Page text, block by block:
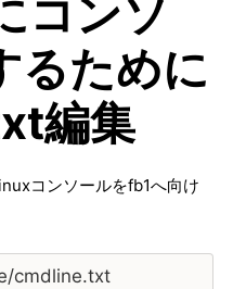
コンソ
るために
編集
コンソールをfb1へ向け
cmdline.txt